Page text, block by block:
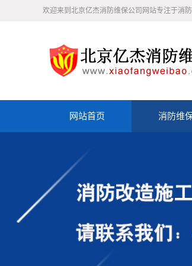
欢迎来到北京亿杰消防维保公司网站专注于消
网站首页 消防维